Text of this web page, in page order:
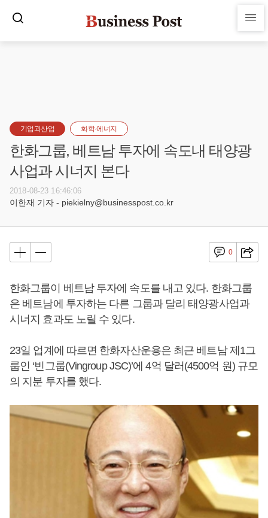
기업과산업 화학·에너지
한화그룹, 베트남 투자에 속도내 태양광
사업과 시너지 본다
2018-08-23 16:46:06
이한재 기자 - piekielny@businesspost.co.kr
0
한화그룹이 베트남 투자에 속도를 내고 있다. 한화그룹
은 베트남에 투자하는 다른 그룹과 달리 태양광사업과
시너지 효과도 노릴 수 있다.
23일 업계에 따르면 한화자산운용은 최근 베트남 제1그
룹인 ‘빈그룹(Vingroup JSC)’에 4억 달러(4500억 원) 규모
의 지분 투자를 했다.